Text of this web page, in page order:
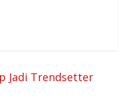
Jadi Trendsetter